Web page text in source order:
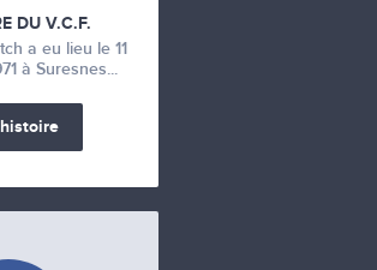
DU V.C.F.
a eu lieu le 11
à Suresnes...